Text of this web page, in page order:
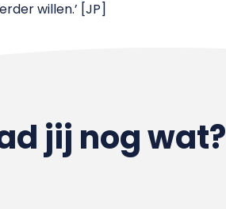
willen.’ [JP]
jij nog wat?